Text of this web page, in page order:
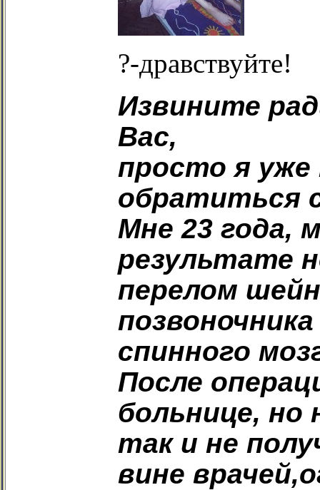
?-дравствуйте!
Извините
Вас,
просто я уже
обратиться
Мне 23 года,
результате
перелом
спинного
После
больнице, но
так и не
вине